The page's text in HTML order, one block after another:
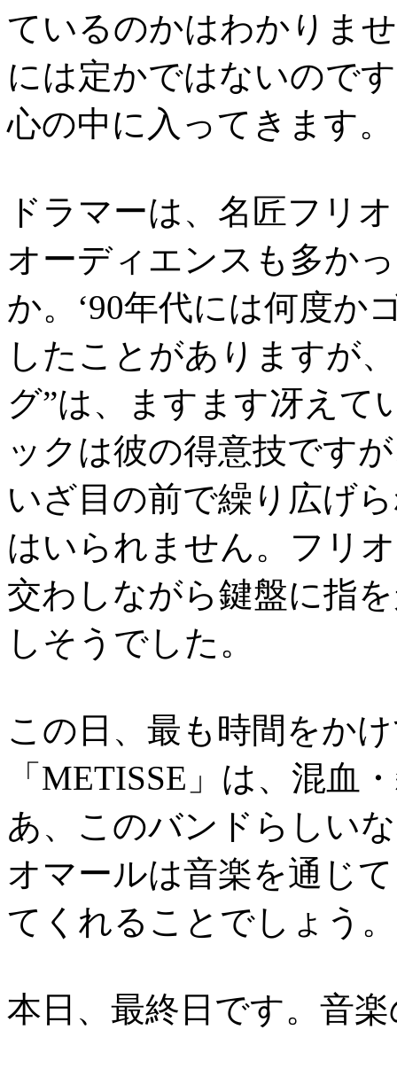
ているのかはわかりま
には定かではないので
心の中に入ってきます。
ドラマーは、名匠フリ
オーディエンスも多か
か。‘90年代には何度か
したことがありますが
グ”は、ますます冴えて
ックは彼の得意技です
いざ目の前で繰り広げ
はいられません。フリ
交わしながら鍵盤に指
しそうでした。
この日、最も時間をか
「METISSE」は、混血
あ、このバンドらしい
オマールは音楽を通じ
てくれることでしょう。
本日、最終日です。音